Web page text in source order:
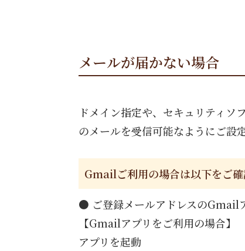
メールが届かない場合
ドメイン指定や、セキュリティソ
のメールを受信可能なようにご設
Gmailご利用の場合は以下をご
● ご登録メールアドレスのGmail
【Gmailアプリをご利用の場合】
アプリを起動